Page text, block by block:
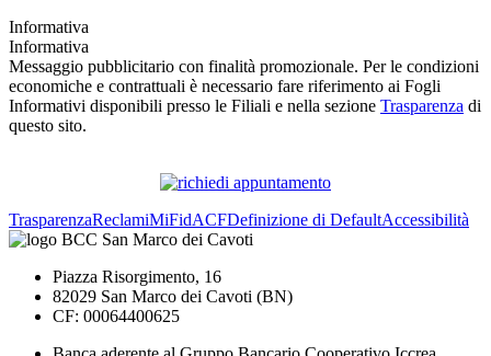
Informativa
Informativa
Messaggio pubblicitario con finalità promozionale. Per le condizioni
economiche e contrattuali è necessario fare riferimento ai Fogli
Informativi disponibili presso le Filiali e nella sezione Trasparenza di
questo sito.
TrasparenzaReclamiMiFidACFDefinizione di DefaultAccessibilità
Piazza Risorgimento, 16
82029 San Marco dei Cavoti (BN)
CF: 00064400625